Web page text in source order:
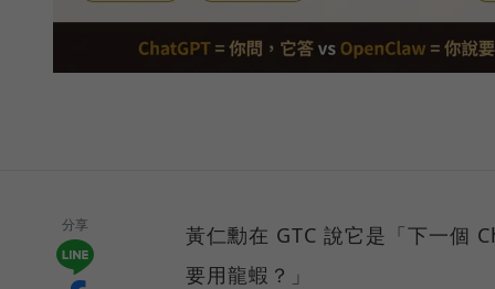
分享
黃仁勳在 GTC 說它是「下一個
要用龍蝦？」